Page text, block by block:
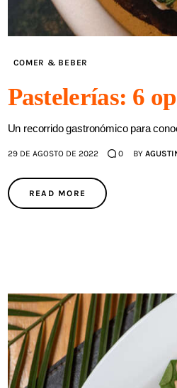
COMER & BEBER
Pastelerías: 6
Un recorrido gastronómico para
29 DE AGOSTO DE 2022 0 BY
READ MORE